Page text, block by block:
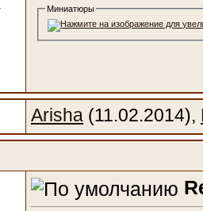
Миниатюры
Arisha (11.02.2014),